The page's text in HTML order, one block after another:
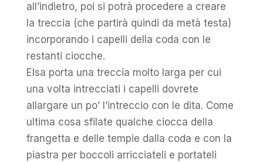
all’indietro, poi si potrà procedere a creare
la treccia (che partirà quindi da metà testa)
incorporando i capelli della coda con le
restanti ciocche.
Elsa porta una treccia molto larga per cui
una volta intrecciati i capelli dovrete
allargare un po’ l’intreccio con le dita. Come
ultima cosa sfilate qualche ciocca della
frangetta e delle tempie dalla coda e con la
piastra per boccoli arricciateli e portateli